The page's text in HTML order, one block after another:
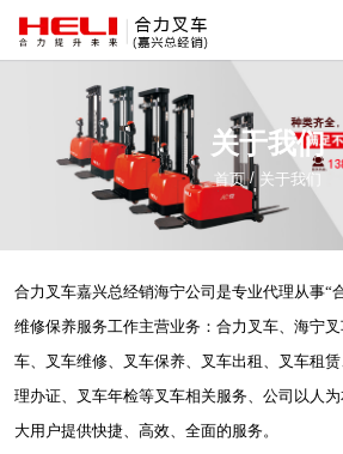
关于我们
首页/ 关于我们
合力叉车嘉兴总经销海宁公司是专业代理从事“
维修保养服务工作主营业务：合力叉车、海宁
车、叉车维修、叉车保养、叉车出租、叉车租
理办证、叉车年检等叉车相关服务、公司以人
大用户提供快捷、高效、全面的服务。